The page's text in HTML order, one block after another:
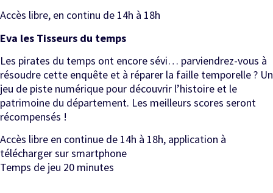
Accès libre, en continu de 14h à 18h
Eva les Tisseurs du temps
Les pirates du temps ont encore sévi… parviendrez-vous à
résoudre cette enquête et à réparer la faille temporelle ? Un
jeu de piste numérique pour découvrir l’histoire et le
patrimoine du département. Les meilleurs scores seront
récompensés !
Accès libre en continue de 14h à 18h, application à
télécharger sur smartphone
Temps de jeu 20 minutes